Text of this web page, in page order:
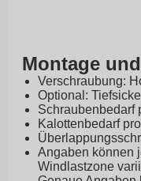
Montage
Verschraubung:
Optional:
Schraubenbedarf
Kalottenbedarf
Angaben können
Windlastzone